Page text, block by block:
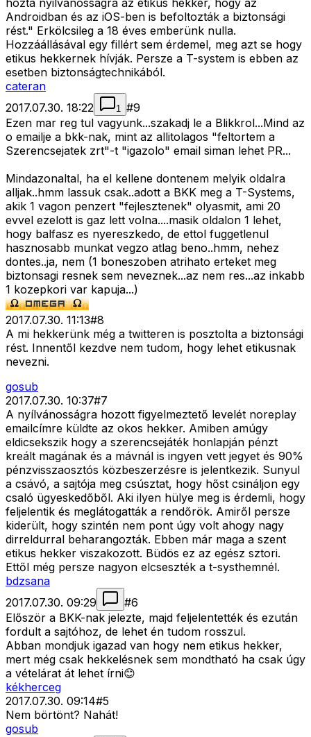
hozta nyilvánosságra az etikus hekker, hogy az
Androidban és az iOS-ben is befoltozták a biztonsági
rést." Erkölcsileg a 18 éves emberünk nulla.
Hozzáállásával egy fillért sem érdemel, meg azt se hogy
etikus hekkernek hívják. Persze a T-system is ebben az
esetben biztonságtechnikából.
cateran
2017.07.30. 18:22
1 #9
Ezen mar reg tul vagyunk...szakadj le a Blikkrol...Mind az
o emailje a bkk-nak, mint az allitolagos "feltortem a
Szerencsejatek zrt"-t "igazolo" email siman lehet PR...
Mindazonaltal, ha el kellene dontenem melyik oldalra
alljak..hmm lassuk csak..adott a BKK meg a T-Systems,
akik 1 vagon penzert "fejlesztenek" olyasmit, ami 20
evvel ezelott is gaz lett volna....masik oldalon 1 lehet,
hogy balfasz es nyereszkedo, de ettol fuggetlenul
hasznosabb munkat vegzo atlag beno..hmm, nehez
dontes..ja, nem (1 boneszoben atrihato erteket meg
biztonsagi resnek sem neveznek...az nem res...az inkabb
1 kozepkori var kapuja...)
2017.07.30. 11:13#8
A mi hekkerünk még a twitteren is posztolta a biztonsági
rést. Innentől kezdve nem tudom, hogy lehet etikusnak
nevezni.
gosub
2017.07.30. 10:37#7
A nyílvánosságra hozott figyelmeztető levelét noreplay
emailcímre küldte az okos hekker. Amiben amúgy
eldicsekszik hogy a szerencsejáték honlapján pénzt
kreált magának és a mávnál is ingyen vett jegyet és 90%
pénzvisszaosztós közbeszerzésre is jelentkezik. Sunyul
a csávó, a sajtója meg csúsztat, hogy hőst csináljon egy
csaló ügyeskedőből. Aki ilyen hülye meg is érdemli, hogy
feljelentik és meglátogatták a rendőrök. Amiről persze
kiderült, hogy szintén nem pont úgy volt ahogy nagy
dirreldurral beharangozták. Ebben már maga a szent
etikus hekker viszakozott. Büdös ez az egész sztori.
Ettől még persze nagyon elcseszték a t-systhemnél.
bdzsana
2017.07.30. 09:29
#6
Először a BKK-nak jelezte, majd feljelentették és ezután
fordult a sajtóhoz, de lehet én tudom rosszul.
Abban mondjuk igazad van hogy nem etikus hekker,
mert még csak hekkelésnek sem mondtható ha csak úgy
a vételárat át lehet írni😊
kékherceg
2017.07.30. 09:14#5
Nem börtönt? Nahát!
gosub